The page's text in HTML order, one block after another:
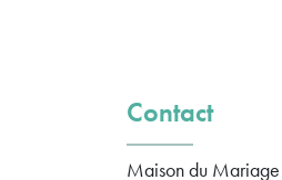
Contact
Maison du Mariage